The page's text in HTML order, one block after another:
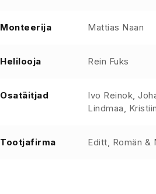
Monteerija Mattias Naan
Helilooja Rein Fuks
Osatäitjad
Ivo Reinok,
Lindmaa,
Tootjafirma Editt, Romän &